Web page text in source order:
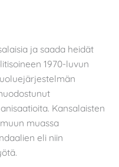
ja saada heidät
1970-luvun
Kansalaisten
muassa
eli niin